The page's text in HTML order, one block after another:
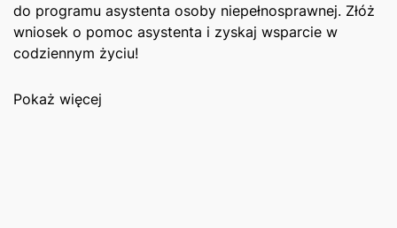
do programu asystenta osoby niepełnosprawnej. Złóż
wniosek o pomoc asystenta i zyskaj wsparcie w
codziennym życiu!
Pokaż więcej